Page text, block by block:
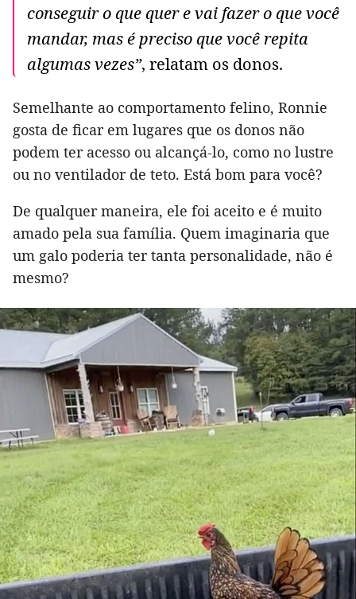
conseguir o que quer e vai fazer o que você
mandar, mas é preciso que você repita
algumas vezes”, relatam os donos.
Semelhante ao comportamento felino, Ronnie
gosta de ficar em lugares que os donos não
podem ter acesso ou alcançá-lo, como no lustre
ou no ventilador de teto. Está bom para você?
De qualquer maneira, ele foi aceito e é muito
amado pela sua família. Quem imaginaria que
um galo poderia ter tanta personalidade, não é
mesmo?